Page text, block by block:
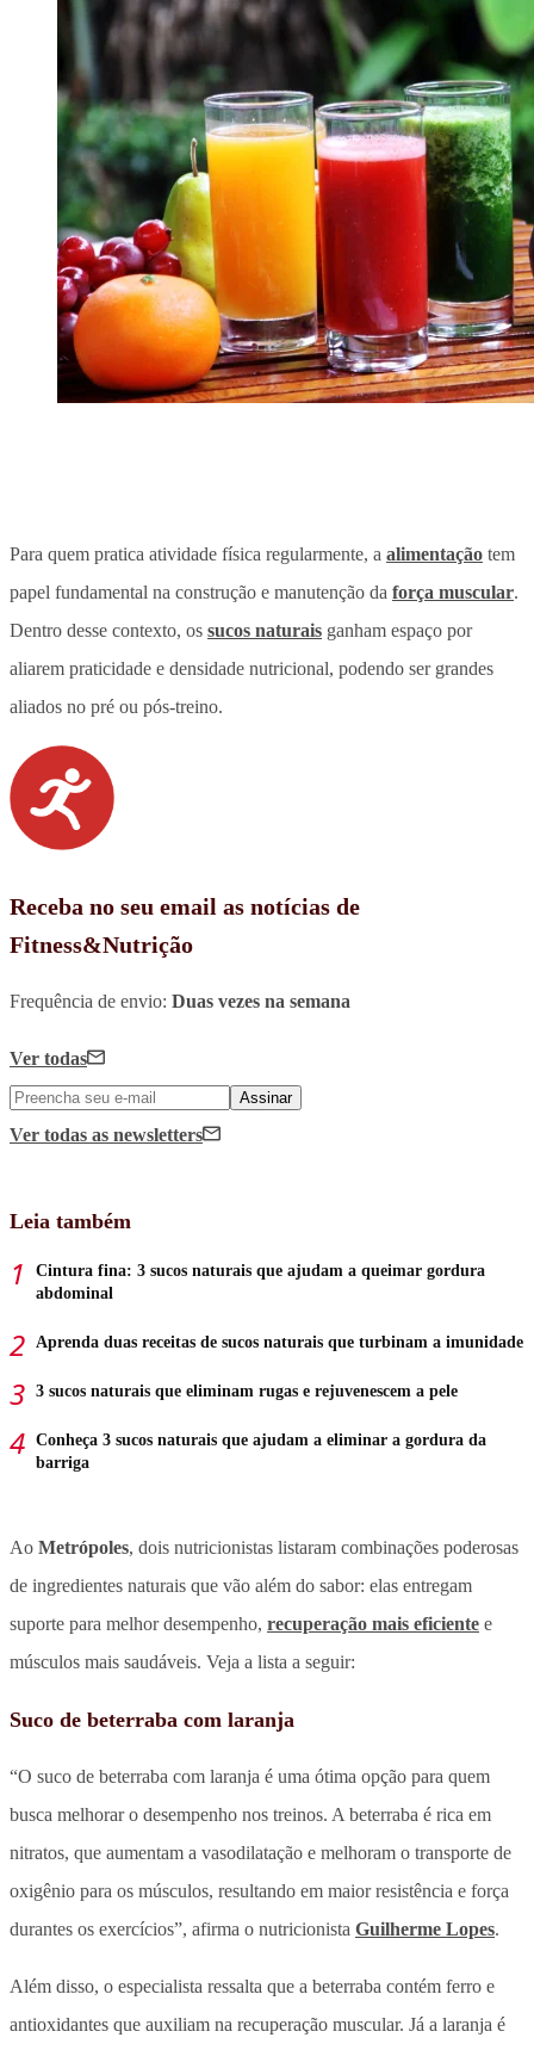
Para quem pratica atividade física regularmente, a alimentação tem
papel fundamental na construção e manutenção da força muscular.
Dentro desse contexto, os sucos naturais ganham espaço por
aliarem praticidade e densidade nutricional, podendo ser grandes
aliados no pré ou pós-treino.
Receba no seu email as notícias de
Fitness&Nutrição
Frequência de envio: Duas vezes na semana
Ver todas
Assinar
Ver todas as newsletters
Leia também
Cintura fina: 3 sucos naturais que ajudam a queimar gordura
abdominal
Aprenda duas receitas de sucos naturais que turbinam a imunidade
3 sucos naturais que eliminam rugas e rejuvenescem a pele
Conheça 3 sucos naturais que ajudam a eliminar a gordura da
barriga
Ao Metrópoles, dois nutricionistas listaram combinações poderosas
de ingredientes naturais que vão além do sabor: elas entregam
suporte para melhor desempenho, recuperação mais eficiente e
músculos mais saudáveis. Veja a lista a seguir:
Suco de beterraba com laranja
“O suco de beterraba com laranja é uma ótima opção para quem
busca melhorar o desempenho nos treinos. A beterraba é rica em
nitratos, que aumentam a vasodilatação e melhoram o transporte de
oxigênio para os músculos, resultando em maior resistência e força
durantes os exercícios”, afirma o nutricionista Guilherme Lopes.
Além disso, o especialista ressalta que a beterraba contém ferro e
antioxidantes que auxiliam na recuperação muscular. Já a laranja é